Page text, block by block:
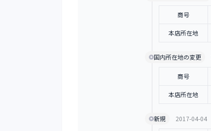
商号
本店所在地
国内所在地の変更
商号
本店所在地
新規 2017-04-04